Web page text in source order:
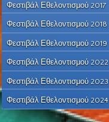
Φεστιβάλ Εθελοντισμού 2017
Φεστιβάλ Εθελοντισμού 2018
Φεστιβάλ Εθελοντισμού 2019
Φεστιβάλ Εθελοντισμού 2022
Φεστιβάλ Εθελοντισμού 2023
Φεστιβάλ Εθελοντισμού 2024